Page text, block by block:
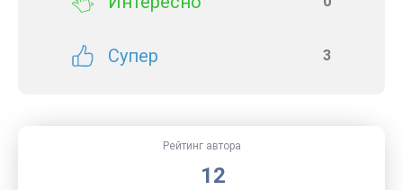
Супер 3
Рейтинг автора
12